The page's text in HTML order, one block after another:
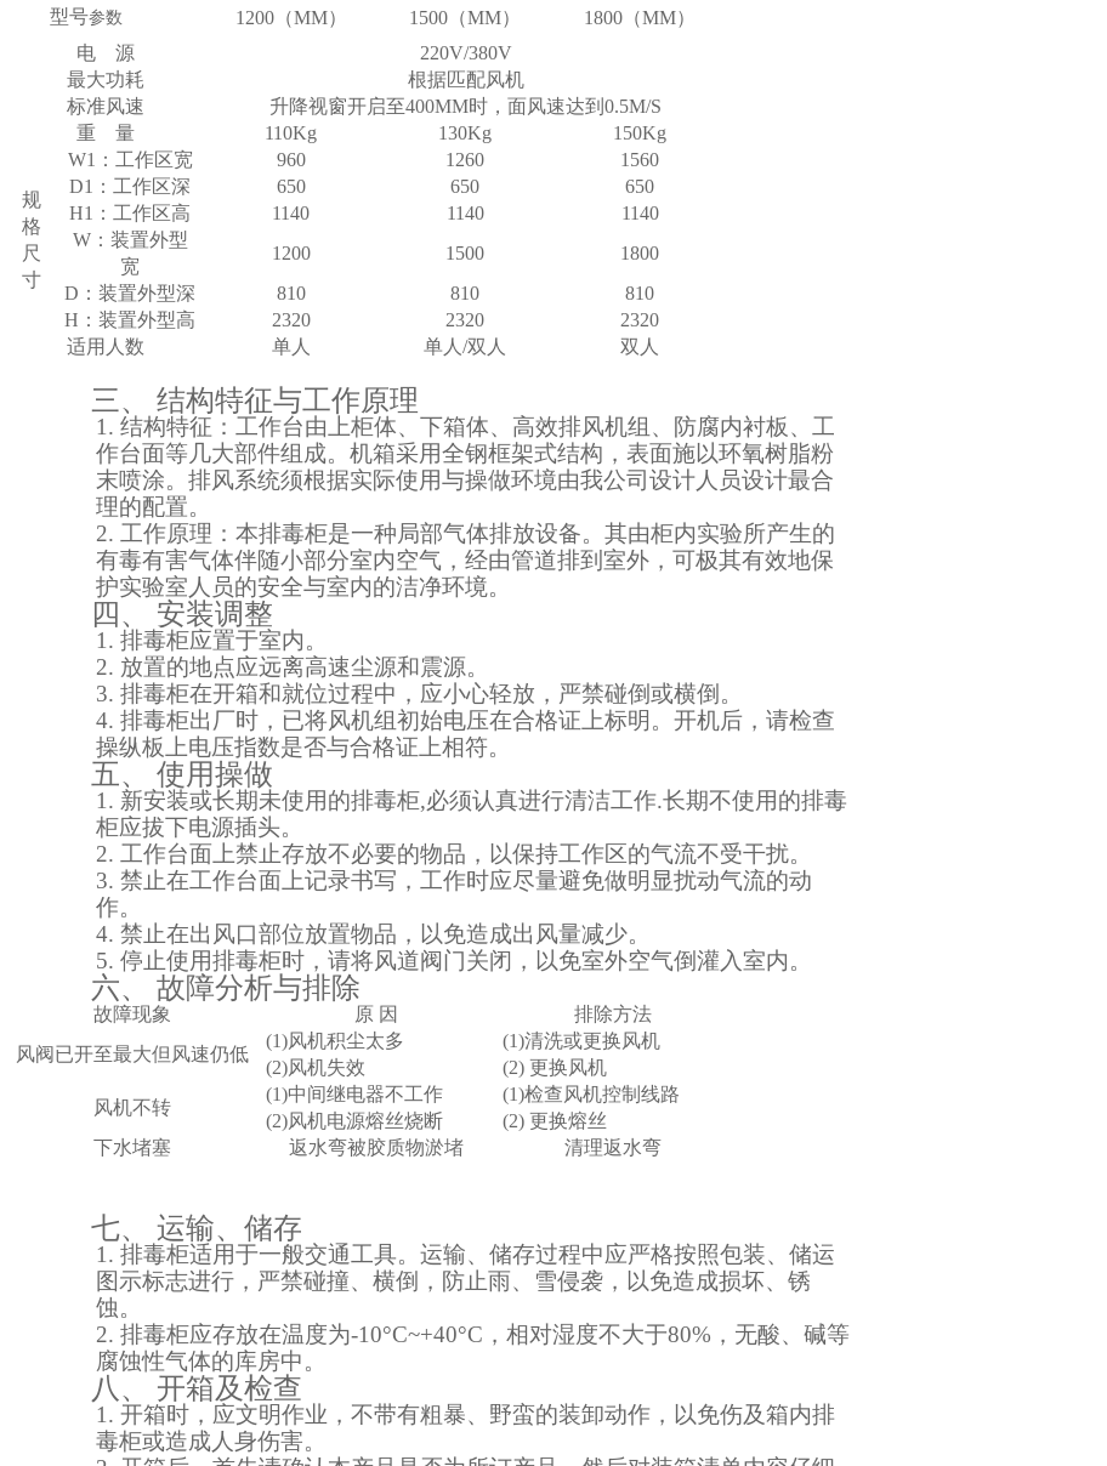
型号参数 1200（MM） 1500（MM）
1800（MM）
电
源
220V/380V
最大功耗
根据匹配风机
标准风速
升降视窗开启至400MM时，面风速达到0.5M/S
重
量 110Kg 130Kg 150Kg
规
格
尺
寸
W1：工作区宽 960 1260
1560
D1：工作区深
650 650
650
H1：工作区高
1140 1140
1140
W：装置外型
宽
1200 1500
1800
D：装置外型深
810 810
810
H：装置外型高
2320 2320
2320
适用人数
单人 单人 /双人 双人
三、 结构特征与工作原理
1. 结构特征：工作台由上柜体、下箱体、高效排风机组、防腐内衬板、工
作台面等几大部件组成。机箱采用全钢框架式结构，表面施以环氧树脂粉
末喷涂。排风系统须根据实际使用与操做环境由我公司设计人员设计最合
理的配置。
2. 工作原理：本排毒柜是一种局部气体排放设备。其由柜内实验所产生的
有毒有害气体伴随小部分室内空气，经由管道排到室外，可极其有效地保
护实验室人员的安全与室内的洁净环境。
四、 安装调整
1. 排毒柜应置于室内。
2. 放置的地点应远离高速尘源和震源。
3. 排毒柜在开箱和就位过程中，应小心轻放，严禁碰倒或横倒。
4. 排毒柜出厂时，已将风机组初始电压在合格证上标明。开机后，请检查
操纵板上电压指数是否与合格证上相符。
五、 使用操做
1. 新安装或长期未使用的排毒柜,必须认真进行清洁工作.长期不使用的排毒
柜应拔下电源插头。
2. 工作台面上禁止存放不必要的物品，以保持工作区的气流不受干扰。
3. 禁止在工作台面上记录书写，工作时应尽量避免做明显扰动气流的动
作。
4. 禁止在出风口部位放置物品，以免造成出风量减少。
5. 停止使用排毒柜时，请将风道阀门关闭，以免室外空气倒灌入室内。
六、 故障分析与排除
故障现象 原 因
排除方法
风阀已开至最大但风速仍低
(1)风机积尘太多
(2)风机失效
(1)清洗或更换风机
(2) 更换风机
风机不转
(1)中间继电器不工作
(2)风机电源熔丝烧断
(1)检查风机控制线路
(2) 更换熔丝
下水堵塞
返水弯被胶质物淤堵 清理返水弯
七、 运输、储存
1. 排毒柜适用于一般交通工具。运输、储存过程中应严格按照包装、储运
图示标志进行，严禁碰撞、横倒，防止雨、雪侵袭，以免造成损坏、锈
蚀。
2. 排毒柜应存放在温度为-10°C~+40°C ，相对湿度不大于80% ，无酸、碱等
腐蚀性气体的库房中。
八、 开箱及检查
1. 开箱时，应文明作业，不带有粗暴、野蛮的装卸动作，以免伤及箱内排
毒柜或造成人身伤害。